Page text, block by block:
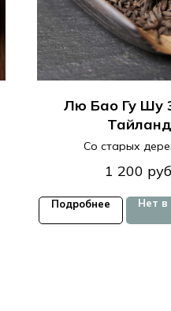
Лю Бао Гу Шу
Тайланд
Со старых
1 200
Подробнее Нет в